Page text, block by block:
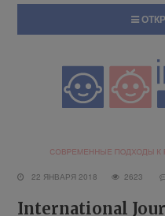
22 ЯНВАРЯ 2018 2623
International